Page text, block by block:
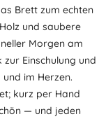
Brett zum echten
und saubere
Morgen am
Einschulung und
im Herzen.
kurz per Hand
— und jeden